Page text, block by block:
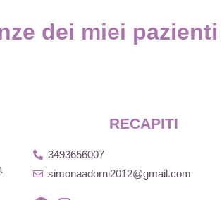
dei miei pazienti
RECAPITI
3493656007
simonaadorni2012@gmail.com